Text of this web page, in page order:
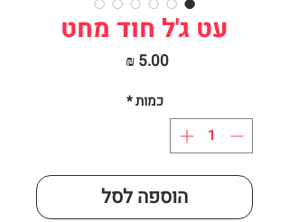
עט ג'ל חוד מחט
‏5.00 ‏₪
כמות *
הוספה לסל